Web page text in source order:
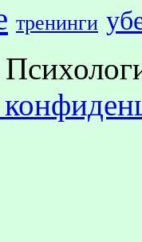
тренинги